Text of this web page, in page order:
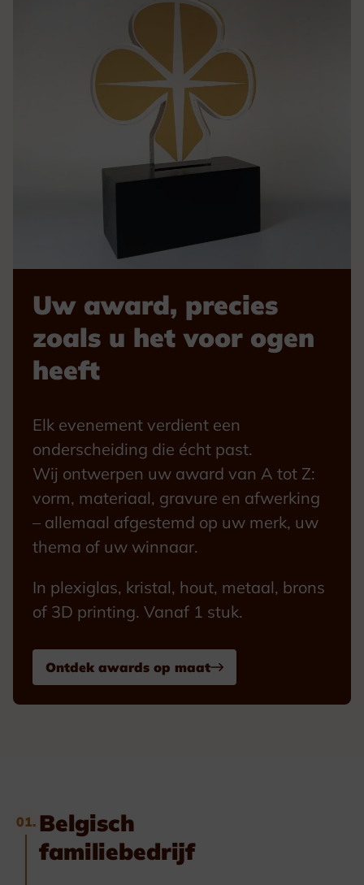
Uw award, precies
zoals u het voor ogen
heeft
Elk evenement verdient een
onderscheiding die écht past.
Wij ontwerpen uw award van A tot Z:
vorm, materiaal, gravure en afwerking
– allemaal afgestemd op uw merk, uw
thema of uw winnaar.
In plexiglas, kristal, hout, metaal, brons
of 3D printing. Vanaf 1 stuk.
Ontdek awards op maat
01. Belgisch
familiebedrijf